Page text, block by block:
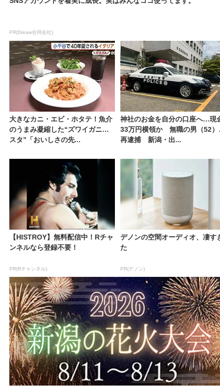
PR(Dreaw合同会社)
大きなカニ・エビ・ホタテ！魚介
のうまみ凝縮した“ズワイガニパ
スタ”「おいしさの先...
神社のお金を自分の口座へ…現
33万円横領か 無職の男（52）
再逮捕 新潟・出...
【HISTROY】無料配信中！Rチャ
ンネルなら登録不要！
PR(Rチャンネル)
デノンの空間オーディオ、凄す
た
PR(デノン)